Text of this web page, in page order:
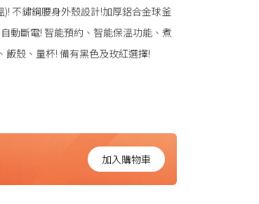
不鏽鋼腰身外殼設計!加厚鋁合金球釜
動斷電! 智能預約、智能保溫功能、煮
殼、量杯! 備有黑色及玫紅選擇!
加入購物車